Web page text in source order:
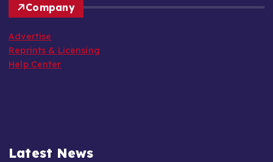
Company
Advertise
Reprints & Licensing
Help Center
Latest News